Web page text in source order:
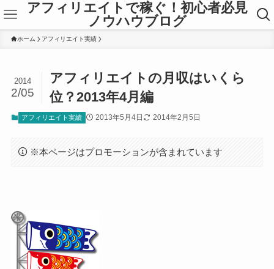
アフィリエイトで稼ぐ！初心者必見
ノウハウブログ
ホーム アフィリエイト実績
アフィリエイトの月収はいくら
位？2013年4月編
2014
2/05
アフィリエイト実績 2013年5月4日 2014年2月5日
※本ページはプロモーションが含まれています